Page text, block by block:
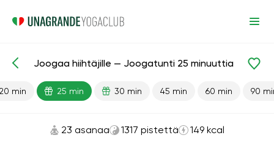
Valmiit oppitunnit Urheilu
Joogaa hiihtäjille — Joogatunti 25 minuuttia
min 25 min 30 min 45 min 60 min 90
23 asanaa 1317 pistettä 149 kcal